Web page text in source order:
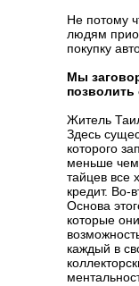
Не потому
людям
покупку
Мы
позволить
Житель
Здесь
которого
меньше чем
тайцев все
кредит. Во-
Основа
которые
каждый в